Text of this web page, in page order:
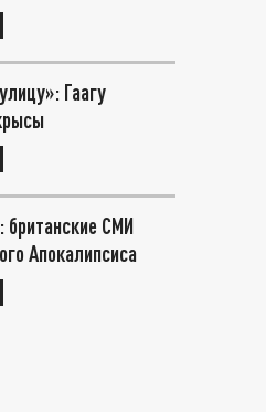
Гаагу
СМИ
Апокалипсиса